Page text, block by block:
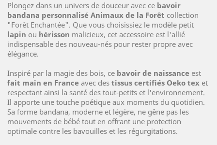
Plongez dans un univers de douceur avec ce bavoir
bandana personnalisé Animaux de la Forêt collection
"Forêt Enchantée". Que vous choisissiez le modèle petit
lapin ou hérisson malicieux, cet accessoire est l'allié
indispensable des nouveau-nés pour rester propre avec
élégance.
Inspiré par la magie des bois, ce bavoir de naissance est
fait main en France avec des tissus certifiés Oeko tex et
respectant ainsi la santé des tout-petits et l'environnement.
Il apporte une touche poétique aux moments du quotidien.
Sa forme bandana, moderne et légère, ne gêne pas les
mouvements de bébé tout en offrant une protection
optimale contre les bavouilles et les régurgitations.